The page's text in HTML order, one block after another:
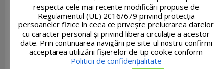
respecta cele mai recente modificări propuse de
Regulamentul (UE) 2016/679 privind protecția
persoanelor fizice în ceea ce privește prelucrarea datelor
cu caracter personal și privind libera circulație a acestor
date. Prin continuarea navigării pe site-ul nostru confirmi
acceptarea utilizării fişierelor de tip cookie conform
Politicii de confidențialitate